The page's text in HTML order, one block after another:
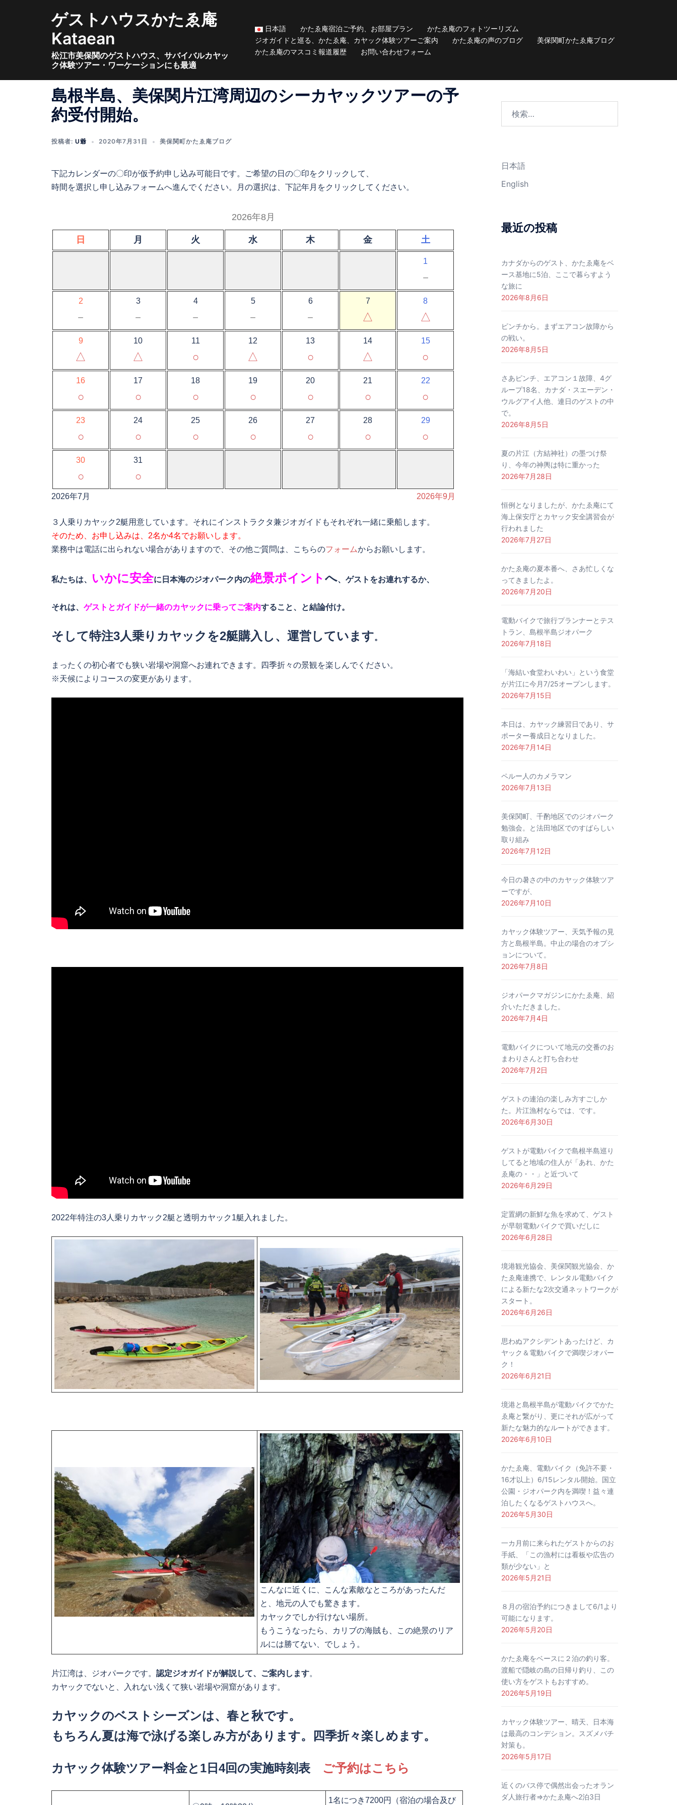
ゲストハウスかたゑ庵
Kataean
松江市美保関のゲストハウス、サバイバルカヤッ
ク体験ツアー・ワーケーションにも最適
日本語 かたゑ庵宿泊ご予約、お部屋プラン
かたゑ庵のフォトツーリズム
ジオガイドと巡る、かたゑ庵、カヤック体験ツアーご案内
かたゑ庵の声のブログ
美保関町かたゑ庵ブログ
かたゑ庵のマスコミ報道履歴
お問い合わせフォーム
島根半島、美保関片江湾周辺のシーカヤックツアーの予
約受付開始。
投稿者: U爺 2020年7月31日 美保関町かたゑ庵ブログ
下記カレンダーの〇印が仮予約申し込み可能日です。ご希望の日の〇印をクリックして、
時間を選択し申し込みフォームへ進んでください。月の選択は、下記年月をクリックしてください。
2026年8月
日 月 火 水 木 金 土
1
－
2
－
3
－
4
－
5
－
6
－
7
△
8
△
9
△
10
△
11
○
12
△
13
○
14
△
15
○
16
○
17
○
18
○
19
○
20
○
21
○
22
○
23
○
24
○
25
○
26
○
27
○
28
○
29
○
30
○
31
○
2026年7月 2026年9月
３人乗りカヤック2艇用意しています。それにインストラクタ兼ジオガイドもそれぞれ一緒に乗船します。
そのため、お申し込みは、2名か4名でお願いします。
業務中は電話に出られない場合がありますので、その他ご質問は、こちらのフォームからお願いします。
私たちは、 いかに安全に日本海のジオパーク内の絶景ポイントへ、ゲストをお連れするか、
それは、 ゲストとガイドが一緒のカヤックに乗ってご案内すること、と結論付け。
そして特注3人乗りカヤックを2艇購入し、運営しています。
まったくの初心者でも狭い岩場や洞窟へお連れできます。四季折々の景観を楽しんでください。
※天候によりコースの変更があります。
2022年特注の3人乗りカヤック2艇と透明カヤック1艇入れました。
こんなに近くに、こんな素敵なところがあったんだ
と、地元の人でも驚きます。
カヤックでしか行けない場所。
もうこうなったら、カリブの海賊も、この絶景のリア
ルには勝てない、でしょう。
片江湾は、ジオパークです。 認定ジオガイドが解説して、ご案内します。
カヤックでないと、入れない浅くて狭い岩場や洞窟があります。
カヤックのベストシーズンは、春と秋です。
もちろん夏は海で泳げる楽しみ方があります。四季折々楽しめます。
カヤック体験ツアー料金と1日4回の実施時刻表 ご予約はこちら
1名につき7200円（宿泊の場合及び
日本語
English
最近の投稿
カナダからのゲスト、かたゑ庵をベ
ース基地に5泊、ここで暮らすよう
な旅に
2026年8月6日
ピンチから。まずエアコン故障から
の戦い。
2026年8月5日
さあピンチ、エアコン１故障、4グ
ループ18名、カナダ・スエーデン・
ウルグアイ人他、連日のゲストの中
で。
2026年8月5日
夏の片江（方結神社）の墨つけ祭
り、今年の神輿は特に重かった
2026年7月28日
恒例となりましたが、かたゑ庵にて
海上保安庁とカヤック安全講習会が
行われました
2026年7月27日
かたゑ庵の夏本番へ、さあ忙しくな
ってきましたよ。
2026年7月20日
電動バイクで旅行プランナーとテス
トラン、島根半島ジオパーク
2026年7月18日
「海結い食堂わいわい」という食堂
が片江に今月7/25オープンします。
2026年7月15日
本日は、カヤック練習日であり、サ
ポーター養成日となりました。
2026年7月14日
ペルー人のカメラマン
2026年7月13日
美保関町、千酌地区でのジオパーク
勉強会。と法田地区でのすばらしい
取り組み
2026年7月12日
今日の暑さの中のカヤック体験ツア
ーですが、
2026年7月10日
カヤック体験ツアー、天気予報の見
方と島根半島。中止の場合のオプシ
ョンについて。
2026年7月8日
ジオパークマガジンにかたゑ庵、紹
介いただきました。
2026年7月4日
電動バイクについて地元の交番のお
まわりさんと打ち合わせ
2026年7月2日
ゲストの連泊の楽しみ方すごしか
た。片江漁村ならでは、です。
2026年6月30日
ゲストが電動バイクで島根半島巡り
してると地域の住人が「あれ、かた
ゑ庵の・・」と近づいて
2026年6月29日
定置網の新鮮な魚を求めて、ゲスト
が早朝電動バイクで買いだしに
2026年6月28日
境港観光協会、美保関観光協会、か
たゑ庵連携で、レンタル電動バイク
による新たな2次交通ネットワークが
スタート。
2026年6月26日
思わぬアクシデントあったけど、カ
ヤック＆電動バイクで満喫ジオパー
ク！
2026年6月21日
境港と島根半島が電動バイクでかた
ゑ庵と繋がり、更にそれが広がって
新たな魅力的なルートができます。
2026年6月10日
かたゑ庵、電動バイク（免許不要・
16才以上）6/15レンタル開始。国立
公園・ジオパーク内を満喫！益々連
泊したくなるゲストハウスへ。
2026年5月30日
一カ月前に来られたゲストからのお
手紙、「この漁村には看板や広告の
類が少ない」と
2026年5月21日
８月の宿泊予約につきまして6/1より
可能になります。
2026年5月20日
かたゑ庵をベースに２泊の釣り客。
渡船で隠岐の島の日帰り釣り、この
使い方をゲストもおすすめ。
2026年5月19日
カヤック体験ツアー、晴天、日本海
は最高のコンデション。スズメバチ
対策も。
2026年5月17日
近くのバス停で偶然出会ったオラン
ダ人旅行者⇒かたゑ庵へ2泊3日